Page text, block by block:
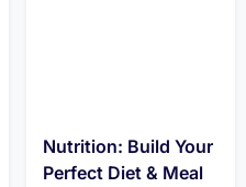
Nutrition: Build Your
Perfect Diet & Meal